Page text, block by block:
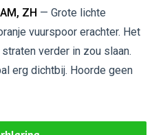
ZH — Grote lichte
vuurspoor erachter. Het
verder in zou slaan.
erg dichtbij. Hoorde geen